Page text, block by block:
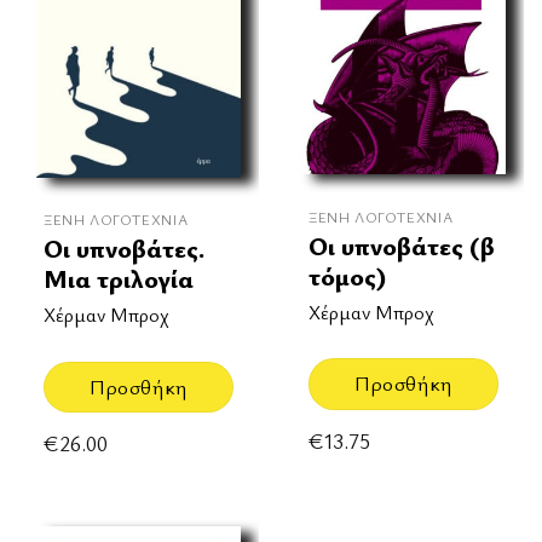
ΞΈΝΗ ΛΟΓΟΤΕΧΝΊΑ
Οι υπνοβάτες.
Μια τριλογία
Χέρμαν Μπροχ
Προσθήκη
€26.00
ΞΈΝΗ ΛΟΓΟΤΕΧΝΊΑ
Οι υπνοβάτες (β
τόμος)
Χέρμαν Μπροχ
Προσθήκη
€13.75